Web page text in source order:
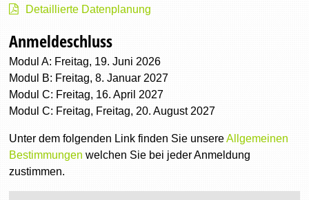
Detaillierte Datenplanung
Anmeldeschluss
Modul A: Freitag, 19. Juni 2026
Modul B: Freitag, 8. Januar 2027
Modul C: Freitag, 16. April 2027
Modul C: Freitag, Freitag, 20. August 2027
Unter dem folgenden Link finden Sie unsereAllgemeinen
Bestimmungen welchen Sie bei jeder Anmeldung
zustimmen.